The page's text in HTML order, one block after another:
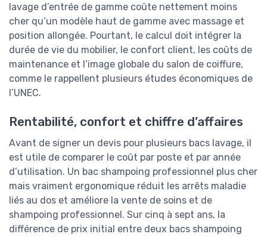
lavage d’entrée de gamme coûte nettement moins
cher qu’un modèle haut de gamme avec massage et
position allongée. Pourtant, le calcul doit intégrer la
durée de vie du mobilier, le confort client, les coûts de
maintenance et l’image globale du salon de coiffure,
comme le rappellent plusieurs études économiques de
l’UNEC.
Rentabilité, confort et chiffre d’affaires
Avant de signer un devis pour plusieurs bacs lavage, il
est utile de comparer le coût par poste et par année
d’utilisation. Un bac shampoing professionnel plus cher
mais vraiment ergonomique réduit les arrêts maladie
liés au dos et améliore la vente de soins et de
shampoing professionnel. Sur cinq à sept ans, la
différence de prix initial entre deux bacs shampoing